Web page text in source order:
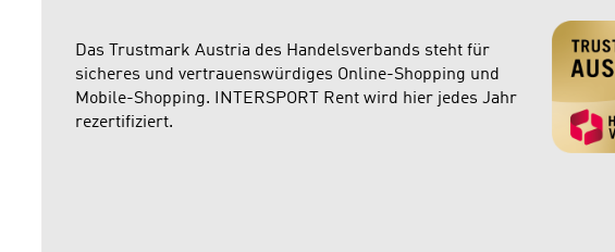
Das Trustmark Austria des Handelsverbands steht für
sicheres und vertrauenswürdiges Online-Shopping und
Mobile-Shopping. INTERSPORT Rent wird hier jedes Jahr
rezertifiziert.